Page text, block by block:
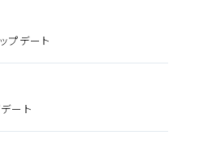
プデート
ート